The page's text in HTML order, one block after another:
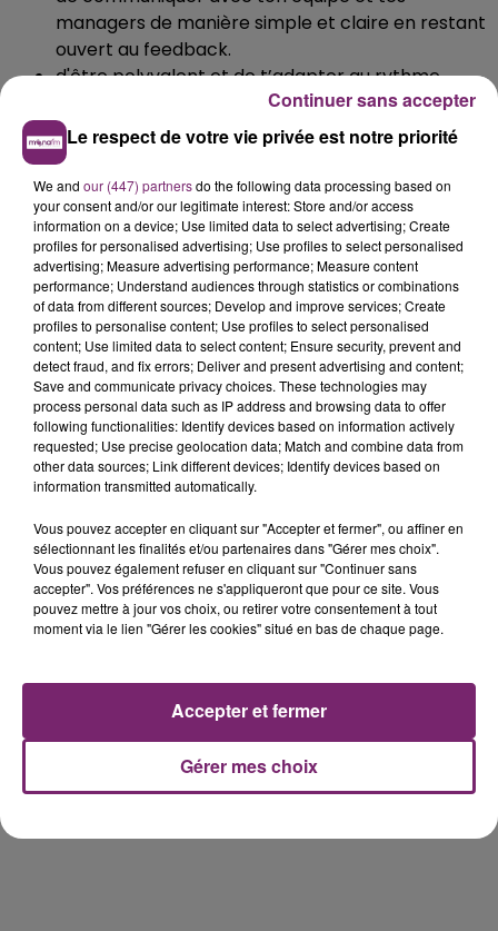
managers de manière simple et claire en restant
ouvert au feedback.
d'être polyvalent et de t’adapter au rythme
d'avoir l’envie d’apprendre et de t’améliorer.
Informations supplémentaires
Toi aussi tu veux te lancer ?
C’est l’opportunité pour toi de commencer une
aventure hors du commun dans une enseigne qui
garantit l’égalité des chances dans sa culture
d’entreprise.
CDD de remplacement
N’hésite plus, et postule !
H&M est engagé dans une démarche en faveur de
l'emploi des personnes en situation de handicap.
https://jobs.smartrecruiters.com/HMGroup/
vendeur-f-h-cdd-35h-lens?src=JB-10660
Le respect de votre vie privée est notre priorité
We and our (447) partnersdo the following data processing based on
your consent and/or our legitimate interest: Store and/or access
information on a device; Use limited data to select advertising; Create
profiles for personalised advertising; Use profiles to select personalised
advertising; Measure advertising performance; Measure content
performance; Understand audiences through statistics or combinations
of data from different sources; Develop and improve services; Create
profiles to personalise content; Use profiles to select personalised
content; Use limited data to select content; Ensure security, prevent and
detect fraud, and fix errors; Deliver and present advertising and content;
Save and communicate privacy choices. These technologies may
process personal data such as IP address and browsing data to offer
following functionalities: Identify devices based on information actively
requested; Use precise geolocation data; Match and combine data from
other data sources; Link different devices; Identify devices based on
information transmitted automatically.
Vous pouvez accepter en cliquant sur "Accepter et fermer", ou affiner en
sélectionnant les finalités et/ou partenaires dans "Gérer mes choix".
Vous pouvez également refuser en cliquant sur "Continuer sans
accepter". Vos préférences ne s'appliqueront que pour ce site. Vous
pouvez mettre à jour vos choix, ou retirer votre consentement à tout
moment via le lien "Gérer les cookies" situé en bas de chaque page.
Gérer mes choix
Accepter et fermer
Continuer sans accepter